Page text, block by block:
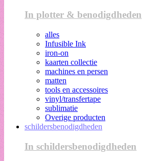
In plotter & benodigdheden
alles
Infusible Ink
iron-on
kaarten collectie
machines en persen
matten
tools en accessoires
vinyl/transfertape
sublimatie
Overige producten
schildersbenodigdheden
In schildersbenodigdheden